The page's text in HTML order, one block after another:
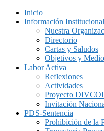
Inicio
Información Institucional
Nuestra
Directorio
Cartas y Saludos
Objetivos y
Labor Activa
Reflexiones
Actividades
Proyecto
Invitación
PDS-Sentencia
Prohibición de la